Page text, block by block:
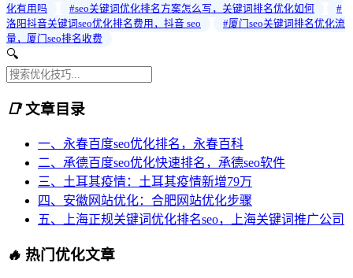
化有用吗
#seo关键词优化排名方案怎么写，关键词排名优化如何
#
洛阳抖音关键词seo优化排名费用，抖音 seo
#厦门seo关键词排名优化流
量，厦门seo排名收费
🔍
📑文章目录
一、永春百度seo优化排名，永春百科
二、承德百度seo优化快速排名，承德seo软件
三、土耳其疫情：土耳其疫情新增79万
四、安徽网站优化：合肥网站优化步骤
五、上海正规关键词优化排名seo，上海关键词推广公司
🔥 热门优化文章